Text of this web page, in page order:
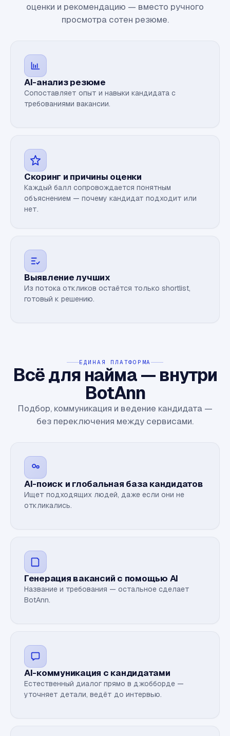
оценки и рекомендацию — вместо ручного
просмотра сотен резюме.
AI-анализ резюме
Сопоставляет опыт и навыки кандидата с
требованиями вакансии.
Скоринг и причины оценки
Каждый балл сопровождается понятным
объяснением — почему кандидат подходит или
нет.
Выявление лучших
Из потока откликов остаётся только shortlist,
готовый к решению.
ЕДИНАЯ ПЛАТФОРМА
Всё для найма — внутри
BotAnn
Подбор, коммуникация и ведение кандидата —
без переключения между сервисами.
AI-поиск и глобальная база кандидатов
Ищет подходящих людей, даже если они не
откликались.
Генерация вакансий с помощью AI
Название и требования — остальное сделает
BotAnn.
AI-коммуникация с кандидатами
Естественный диалог прямо в джобборде —
уточняет детали, ведёт до интервью.